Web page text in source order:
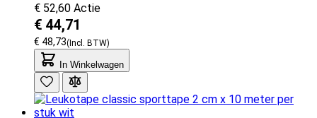
€ 52,60 Actie
€ 48,73
€ 44,71
In Winkelwagen